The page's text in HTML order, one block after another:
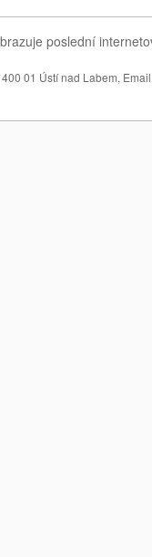
poslední
01 Ústí nad Labem,